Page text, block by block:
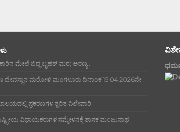
ಮೇಲೆ ಬಿದ್ದ ಬೃಹತ್ ಮರ; ಅರಣ್ಯ...
ದೇವಸ್ಥಾನ ಮರೋಳಿ ಮಂಗಳೂರು ದಿನಾಂಕ 15.04.2026ನೇ
ಪ್ರಕರಣಗಳ ತ್ವರಿತ ವಿಲೇವಾರಿ
ವಿಧಾಯಕರುಗಳ ಸಮ್ಮೇಳನಕ್ಕೆ ಶಾಸಕ ಮಂಜುನಾಥ